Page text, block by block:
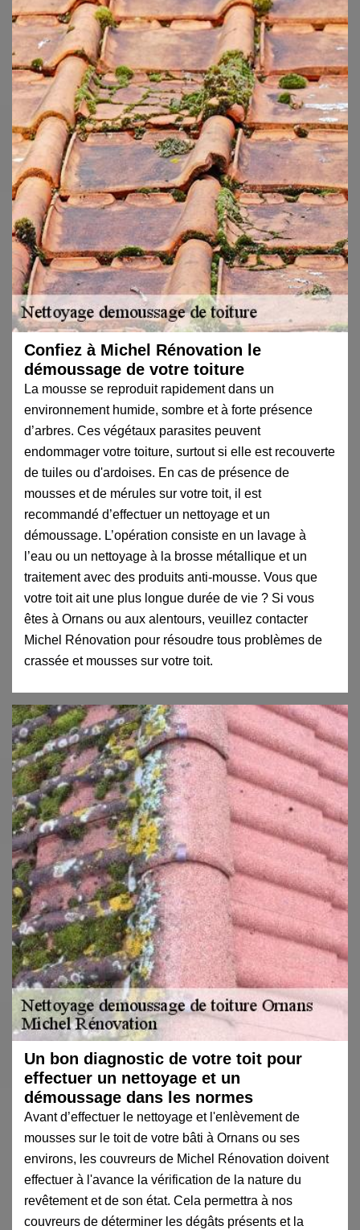
Confiez à Michel Rénovation le
démoussage de votre toiture
La mousse se reproduit rapidement dans un
environnement humide, sombre et à forte présence
d’arbres. Ces végétaux parasites peuvent
endommager votre toiture, surtout si elle est recouverte
de tuiles ou d'ardoises. En cas de présence de
mousses et de mérules sur votre toit, il est
recommandé d’effectuer un nettoyage et un
démoussage. L’opération consiste en un lavage à
l’eau ou un nettoyage à la brosse métallique et un
traitement avec des produits anti-mousse. Vous que
votre toit ait une plus longue durée de vie ? Si vous
êtes à Ornans ou aux alentours, veuillez contacter
Michel Rénovation pour résoudre tous problèmes de
crassée et mousses sur votre toit.
Un bon diagnostic de votre toit pour
effectuer un nettoyage et un
démoussage dans les normes
Avant d’effectuer le nettoyage et l'enlèvement de
mousses sur le toit de votre bâti à Ornans ou ses
environs, les couvreurs de Michel Rénovation doivent
effectuer à l'avance la vérification de la nature du
revêtement et de son état. Cela permettra à nos
couvreurs de déterminer les dégâts présents et la